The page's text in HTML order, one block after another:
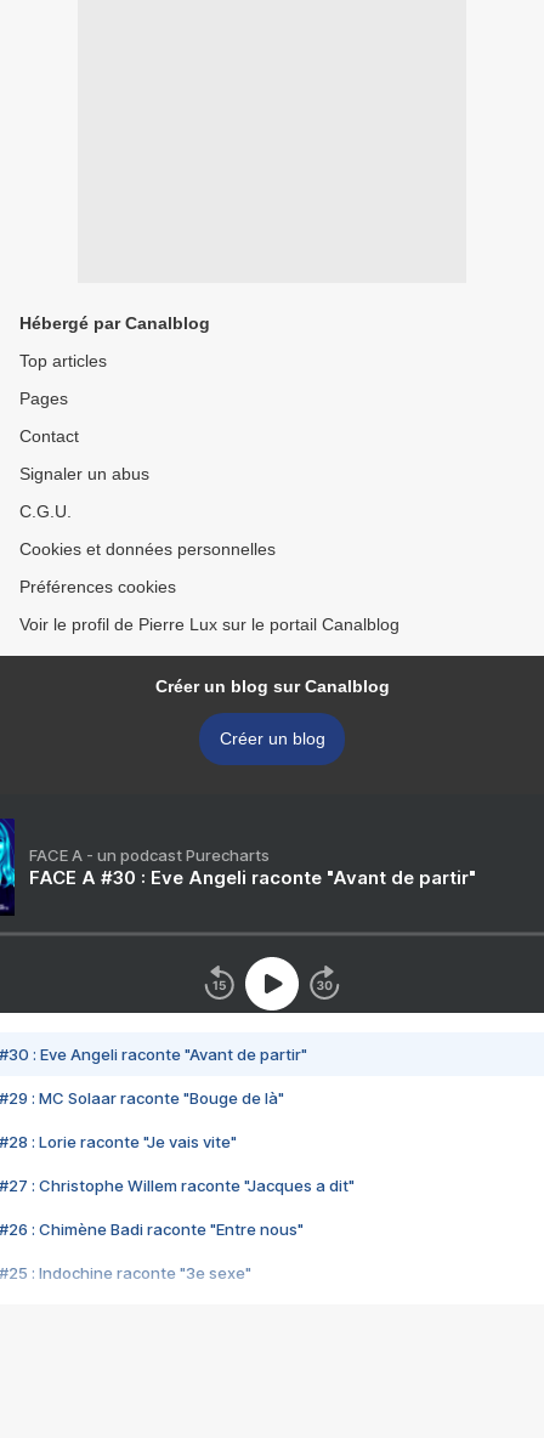
Hébergé par Canalblog
Top articles
Pages
Contact
Signaler un abus
C.G.U.
Cookies et données personnelles
Préférences cookies
Voir le profil de Pierre Lux sur le portail Canalblog
Créer un blog sur Canalblog
Créer un blog
FACE A - un podcast Purecharts
FACE A #30 : Eve Angeli raconte "Avant de partir"
#30 : Eve Angeli raconte "Avant de partir"
#29 : MC Solaar raconte "Bouge de là"
#28 : Lorie raconte "Je vais vite"
#27 : Christophe Willem raconte "Jacques a dit"
#26 : Chimène Badi raconte "Entre nous"
#25 : Indochine raconte "3e sexe"